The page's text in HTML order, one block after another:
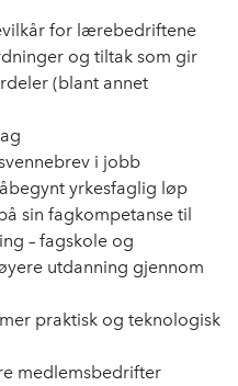
for lærebedriftene
og tiltak som gir
(blant annet
i jobb
yrkesfaglig løp
sin fagkompetanse til
– fagskole og
utdanning gjennom
praktisk og teknologisk
medlemsbedrifter